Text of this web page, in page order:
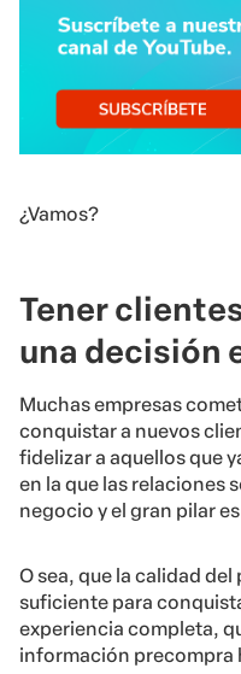
¿Vamos?
Tener
una decisión
Muchas empresas
conquistar a nuevos
fidelizar a aquellos que
en la que las relaciones
negocio y el gran pilar
O sea, que la calidad
suficiente para
experiencia completa,
información precompra